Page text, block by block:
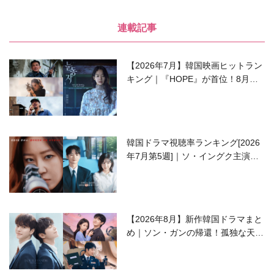
連載記事
【2026年7月】韓国映画ヒットラン
キング｜『HOPE』が首位！8月公
韓国ドラマ視聴率ランキング[2026
年7月第5週]｜ソ・イングク主演の
【2026年8月】新作韓国ドラマまと
め｜ソン・ガンの帰還！孤独な天才